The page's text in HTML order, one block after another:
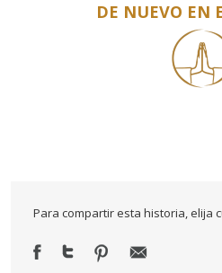
DE NUEVO EN
Para compartir esta historia, elija